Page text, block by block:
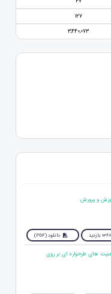
127
3,440,073
1368 بازدید دانلود (PDF)
های طرحواره ای بر روی